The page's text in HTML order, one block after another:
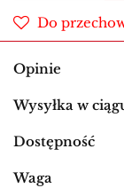
Do
Opinie
Wysyłka w
Dostępność
Waga